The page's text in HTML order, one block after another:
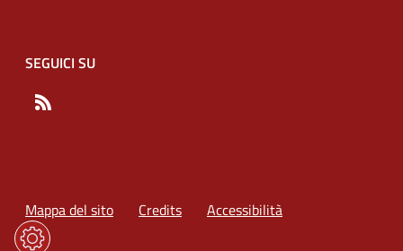
SEGUICI SU
Mappa del sito Credits Accessibilità